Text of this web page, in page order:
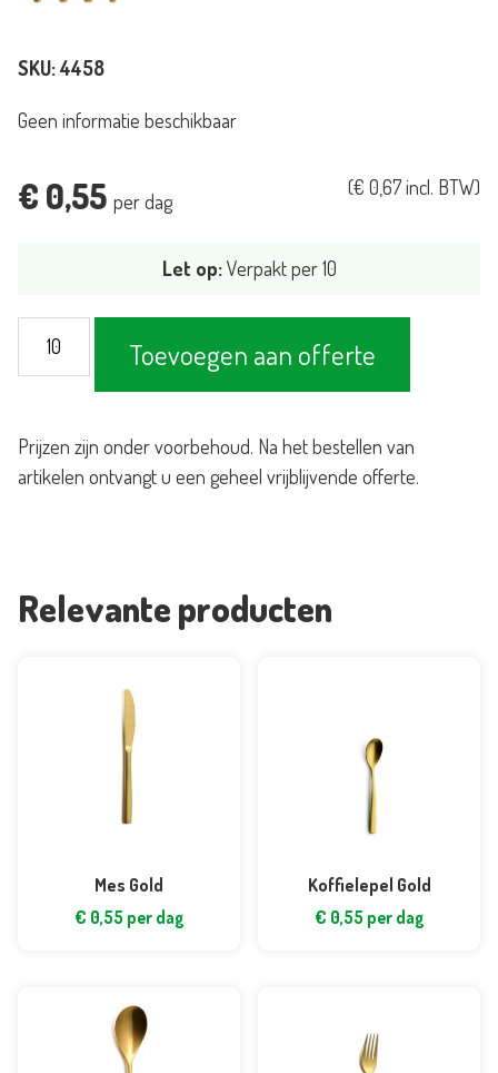
SKU:4458
Geen informatie beschikbaar
€ 0,55 per dag
(€ 0,67incl. BTW)
Let op:Verpakt per 10
Gold
Toevoegen aan offerte
Prijzen zijn onder voorbehoud. Na het bestellen van
artikelen ontvangt u een geheel vrijblijvende offerte.
Relevante producten
Mes Gold
€ 0,55 per dag
Koffielepel Gold
€ 0,55 per dag